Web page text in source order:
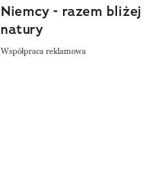
Niemcy - razem bliżej
natury
Współpraca reklamowa